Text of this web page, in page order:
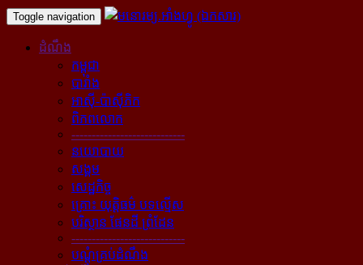
Toggle navigation
ដំណឹង
កម្ពុជា
បារាំង
អាស៊ី-ប៉ាស៊ីភិក
ពិភពលោក
----------------------------
នយោបាយ
សង្គម
សេដ្ឋកិច្ច
គ្រោះ យុត្តិធម៌ បទល្មើស
បរិស្ថាន ផែនដី ព្រំដែន
----------------------------
បណ្ដុំគ្រប់ដំណឹង